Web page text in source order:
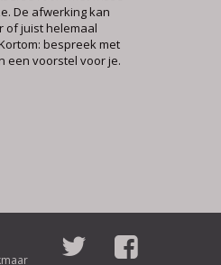
De afwerking kan
of juist helemaal
bespreek met
een voorstel voor je.